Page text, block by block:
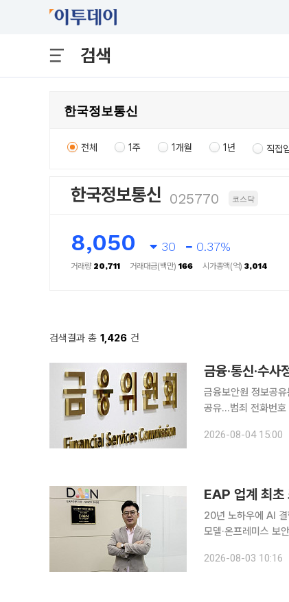
검색
전체 1주 1개월 1년 직접
한국정보통신 025770 코스닥
8,050 30 0.37%
거래량 20,711 거래대금(백만) 166 시가총액(억) 3,014
검색결과 총 1,426 건
금융보안원 정보공
공유…범죄 전화번호 차단·계좌 지급정지
성 애플리케이션(앱)
2026-08-04 15:00
20년 노하우에 AI 결
모델·온프레미스 보안 구축…공공조
조달청 혁신제품에
2026-08-03 10:16